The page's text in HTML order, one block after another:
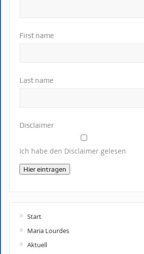
First name
Last name
Disclaimer
Ich habe den Disclaimer gelesen
Hier eintragen
Start
Maria Lourdes
Aktuell